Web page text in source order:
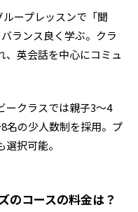
ープレッスンで「聞
ランス良く学ぶ。クラ
、英会話を中心にコミュ
ークラスでは親子3～4
名の少人数制を採用。プ
択可能。
のコースの料金は？